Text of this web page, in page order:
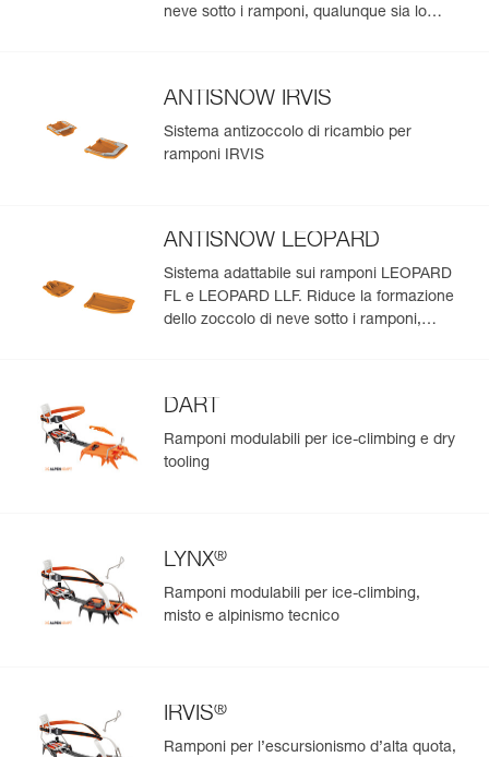
neve sotto i ramponi, qualunque sia lo
ANTISNOW IRVIS
Sistema antizoccolo di ricambio per
ramponi IRVIS
ANTISNOW LEOPARD
Sistema adattabile sui ramponi LEOPARD
FL e LEOPARD LLF. Riduce la formazione
dello zoccolo di neve sotto i ramponi,
DART
Ramponi modulabili per ice-climbing e dry
tooling
LYNX®
Ramponi modulabili per ice-climbing,
misto e alpinismo tecnico
IRVIS®
Ramponi per l’escursionismo d’alta quota,